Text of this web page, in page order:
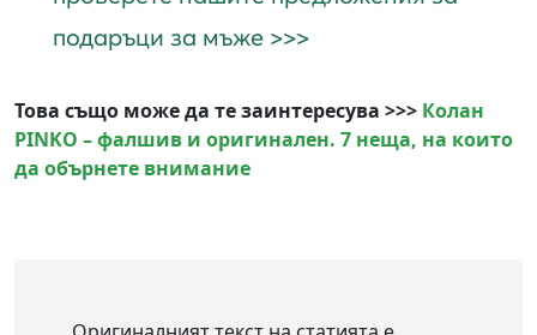
подаръци за мъже >>>
Това също може да те заинтересува >>> Колан
PINKO – фалшив и оригинален. 7 неща, на които
да обърнете внимание